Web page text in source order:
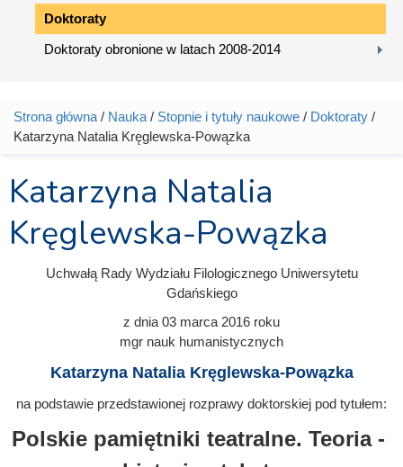
Doktoraty
Doktoraty obronione w latach 2008-2014
Jesteś tutaj
Strona główna / Nauka / Stopnie i tytuły naukowe / Doktoraty /
Katarzyna Natalia Kręglewska-Powązka
Katarzyna Natalia
Kręglewska-Powązka
Uchwałą Rady Wydziału Filologicznego Uniwersytetu
Gdańskiego
z dnia 03 marca 2016 roku
mgr nauk humanistycznych
Katarzyna Natalia Kręglewska-Powązka
na podstawie przedstawionej rozprawy doktorskiej pod tytułem:
Polskie pamiętniki teatralne. Teoria -